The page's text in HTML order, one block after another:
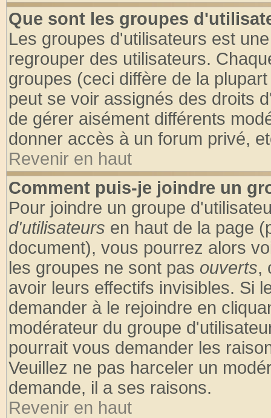
Que sont les groupes
Les groupes d'utilisateurs est
regrouper des utilisateurs.
groupes (ceci diffère de la
peut se voir assignés des droits
de gérer aisément différents
donner accès à un forum privé,
Revenir en haut
Comment puis-je joindre un
Pour joindre un groupe
d'utilisateurs en haut de la page
document), vous pourrez alors
les groupes ne sont pas ouverts,
avoir leurs effectifs invisibles. Si
demander à le rejoindre en
modérateur du groupe
pourrait vous demander les
Veuillez ne pas harceler un
demande, il a ses raisons.
Revenir en haut